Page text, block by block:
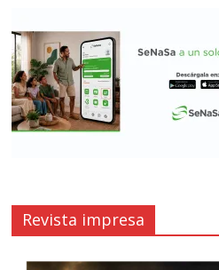
Revista impresa